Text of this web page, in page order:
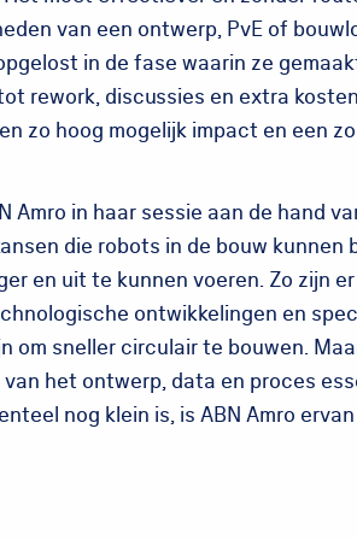
van een ontwerp, PvE of
in de fase waarin ze
rework, discussies en extra
zo hoog mogelijk impact en een
Amro in haar sessie aan de hand
die robots in de bouw
en uit te kunnen voeren. Zo zijn
ontwikkelingen en
om sneller circulair te bouwen.
het ontwerp, data en proces
nog klein is, is ABN Amro